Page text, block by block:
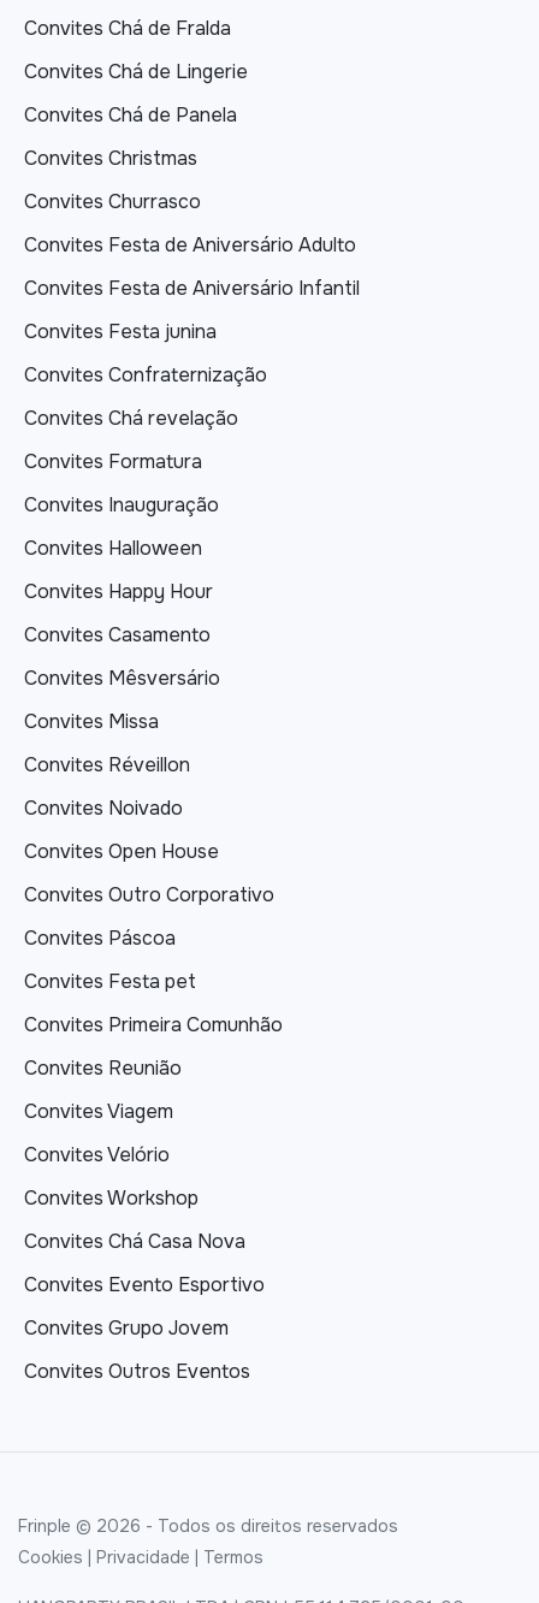
Convites Chá de Fralda
Convites Chá de Lingerie
Convites Chá de Panela
Convites Christmas
Convites Churrasco
Convites Festa de Aniversário Adulto
Convites Festa de Aniversário Infantil
Convites Festa junina
Convites Confraternização
Convites Chá revelação
Convites Formatura
Convites Inauguração
Convites Halloween
Convites Happy Hour
Convites Casamento
Convites Mêsversário
Convites Missa
Convites Réveillon
Convites Noivado
Convites Open House
Convites Outro Corporativo
Convites Páscoa
Convites Festa pet
Convites Primeira Comunhão
Convites Reunião
Convites Viagem
Convites Velório
Convites Workshop
Convites Chá Casa Nova
Convites Evento Esportivo
Convites Grupo Jovem
Convites Outros Eventos
Frinple © 2026 - Todos os direitos reservados
Cookies | Privacidade | Termos